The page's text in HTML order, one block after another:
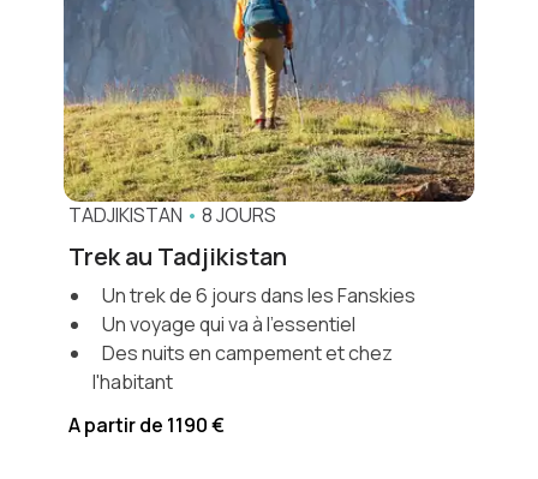
TADJIKISTAN • 8 JOURS
Trek au Tadjikistan
Un trek de 6 jours dans les Fanskies
Un voyage qui va à l'essentiel
Des nuits en campement et chez
l'habitant
A partir de 1190 €